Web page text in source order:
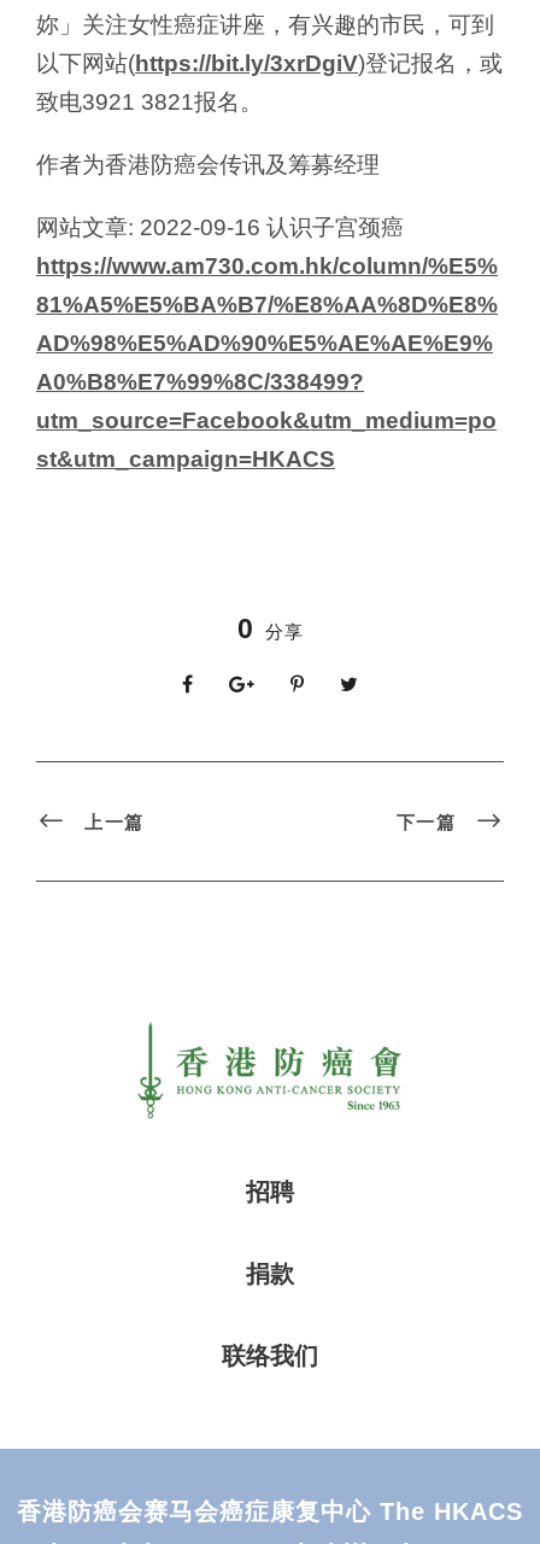
妳」关注女性癌症讲座，有兴趣的市民，可到
以下网站(https://bit.ly/3xrDgiV)登记报名，或
致电3921 3821报名。
作者为香港防癌会传讯及筹募经理
网站文章: 2022-09-16 认识子宫颈癌
https://www.am730.com.hk/column/%E5%
81%A5%E5%BA%B7/%E8%AA%8D%E8%
AD%98%E5%AD%90%E5%AE%AE%E9%
A0%B8%E7%99%8C/338499?
utm_source=Facebook&utm_medium=po
st&utm_campaign=HKACS
0 分享
上一篇 下一篇
招聘
捐款
联络我们
香港防癌会赛马会癌症康复中心 The HKACS